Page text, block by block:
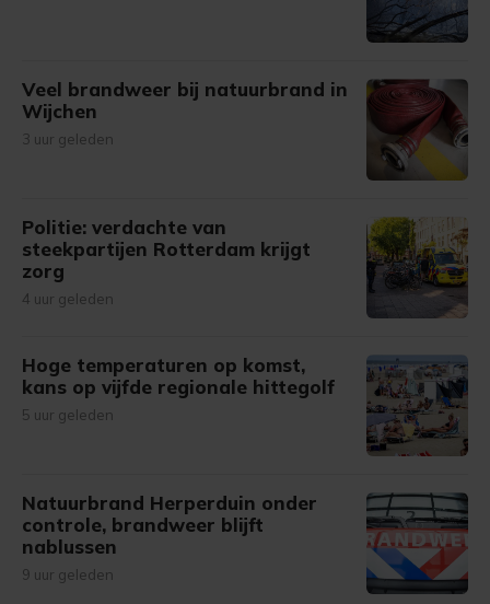
Veel brandweer bij natuurbrand in
Wijchen
3 uur geleden
Politie: verdachte van
steekpartijen Rotterdam krijgt
zorg
4 uur geleden
Hoge temperaturen op komst,
kans op vijfde regionale hittegolf
5 uur geleden
Natuurbrand Herperduin onder
controle, brandweer blijft
nablussen
9 uur geleden